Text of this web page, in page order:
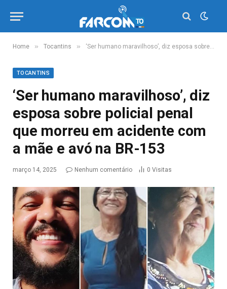
Home » Tocantins » ‘Ser humano maravilhoso’, diz esposa sobre policial penal que morreu em acidente com a mãe e avó na BR-153
TOCANTINS
‘Ser humano maravilhoso’, diz
esposa sobre policial penal
que morreu em acidente com
a mãe e avó na BR-153
março 14, 2025 Nenhum comentário 0 Visitas